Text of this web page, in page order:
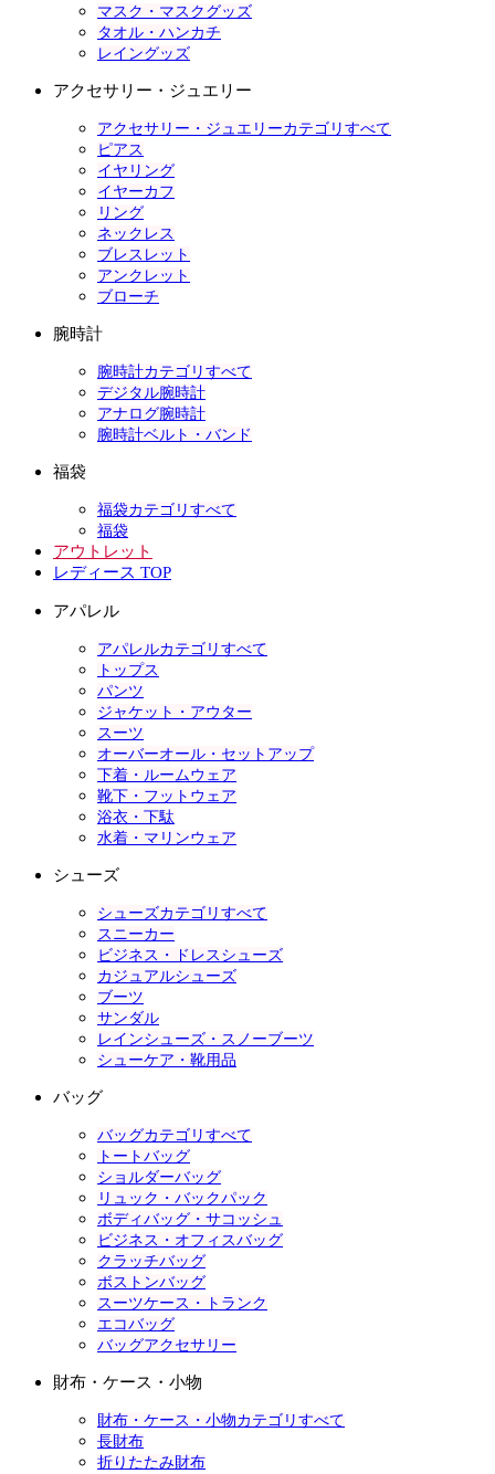
マスク・マスクグッズ
タオル・ハンカチ
レイングッズ
アクセサリー・ジュエリー
アクセサリー・ジュエリーカテゴリすべて
ピアス
イヤリング
イヤーカフ
リング
ネックレス
ブレスレット
アンクレット
ブローチ
腕時計
腕時計カテゴリすべて
デジタル腕時計
アナログ腕時計
腕時計ベルト・バンド
福袋
福袋カテゴリすべて
福袋
アウトレット
レディース TOP
アパレル
アパレルカテゴリすべて
トップス
パンツ
ジャケット・アウター
スーツ
オーバーオール・セットアップ
下着・ルームウェア
靴下・フットウェア
浴衣・下駄
水着・マリンウェア
シューズ
シューズカテゴリすべて
スニーカー
ビジネス・ドレスシューズ
カジュアルシューズ
ブーツ
サンダル
レインシューズ・スノーブーツ
シューケア・靴用品
バッグ
バッグカテゴリすべて
トートバッグ
ショルダーバッグ
リュック・バックパック
ボディバッグ・サコッシュ
ビジネス・オフィスバッグ
クラッチバッグ
ボストンバッグ
スーツケース・トランク
エコバッグ
バッグアクセサリー
財布・ケース・小物
財布・ケース・小物カテゴリすべて
長財布
折りたたみ財布